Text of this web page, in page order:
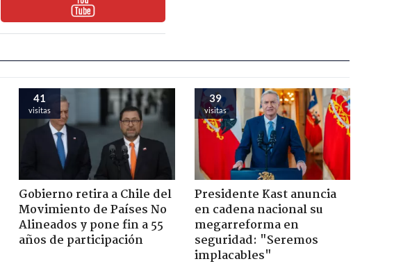
41
visitas
Gobierno retira a Chile del
Movimiento de Países No
Alineados y pone fin a 55
años de participación
39
visitas
Presidente Kast anuncia
en cadena nacional su
megarreforma en
seguridad: "Seremos
implacables"